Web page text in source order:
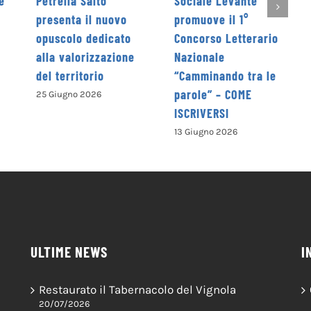
promuove il 1°
Concorso Letterario
Nazionale
“Camminando tra le
parole” – COME
giugno
4 Giugno 2026
ULTIME NEWS
Restaurato il Tabernacolo del Vignola
20/07/2026